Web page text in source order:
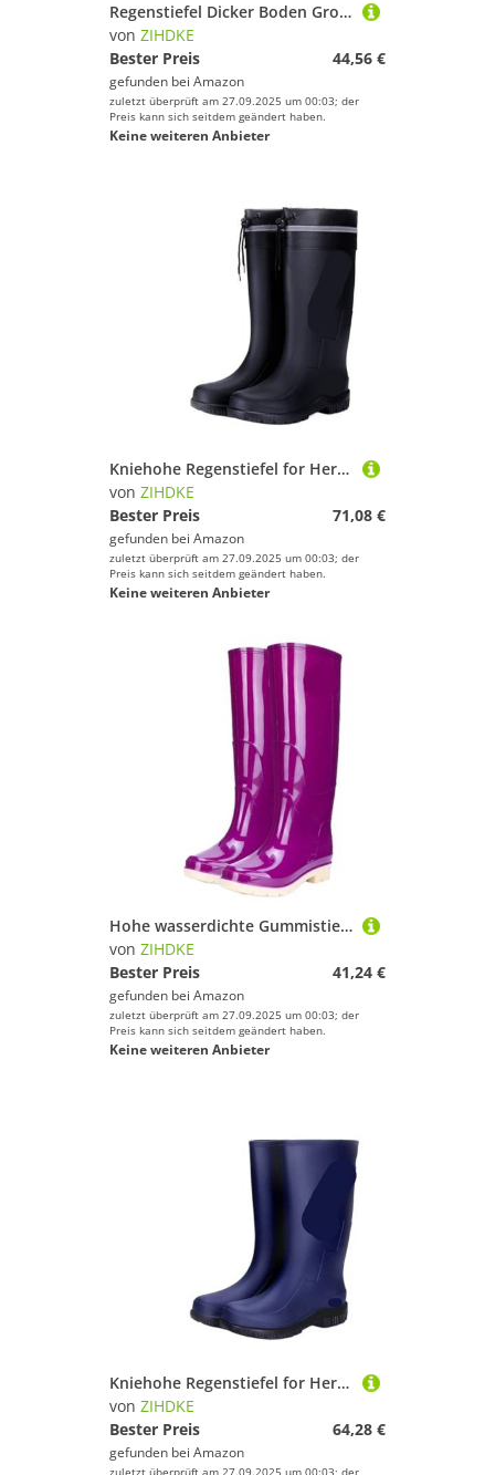
Regenstiefel Dicker Boden Großer runder Kopf Flacher Einstufige Cartoon-Regenstiefel Für Industrie Handwerk(Red,43)
von ZIHDKE
Bester Preis
44,56 €
gefunden bei Amazon
zuletzt überprüft am 27.09.2025 um 00:03; der
Preis kann sich seitdem geändert haben.
Keine weiteren Anbieter
Kniehohe Regenstiefel for Herren, wasserdicht, hoch, PVC, for Outdoor-Angeln, for, Wasserschuhe, Gummistiefel Für Industrie Handwerk(Style03,43)
von ZIHDKE
Bester Preis
71,08 €
gefunden bei Amazon
zuletzt überprüft am 27.09.2025 um 00:03; der
Preis kann sich seitdem geändert haben.
Keine weiteren Anbieter
Hohe wasserdichte Gummistiefel for Erwachsene, rutschfeste Regenschuhe, Lange Röhre, warme Overknee-Wasserschuhe mit hoher Für Industrie Handwerk(Purple (42cm),41)
von ZIHDKE
Bester Preis
41,24 €
gefunden bei Amazon
zuletzt überprüft am 27.09.2025 um 00:03; der
Preis kann sich seitdem geändert haben.
Keine weiteren Anbieter
Kniehohe Regenstiefel for Herren, wasserdicht, hoch, PVC, for Outdoor-Angeln, for, Wasserschuhe, Gummistiefel Für Industrie Handwerk(Style02,39)
von ZIHDKE
Bester Preis
64,28 €
gefunden bei Amazon
zuletzt überprüft am 27.09.2025 um 00:03; der